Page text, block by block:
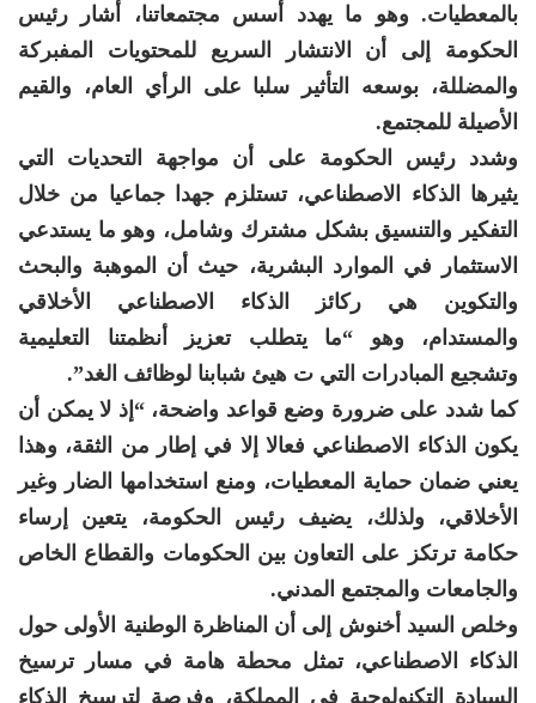
بالمعطيات. وهو ما يهدد أسس مجتمعاتنا، أشار رئيس
الحكومة إلى أن الانتشار السريع للمحتويات المفبركة
والمضللة، بوسعه التأثير سلبا على الرأي العام، والقيم
الأصيلة للمجتمع.
وشدد رئيس الحكومة على أن مواجهة التحديات التي
يثيرها الذكاء الاصطناعي، تستلزم جهدا جماعيا من خلال
التفكير والتنسيق بشكل مشترك وشامل، وهو ما يستدعي
الاستثمار في الموارد البشرية، حيث أن الموهبة والبحث
والتكوين هي ركائز الذكاء الاصطناعي الأخلاقي
والمستدام، وهو “ما يتطلب تعزيز أنظمتنا التعليمية
وتشجيع المبادرات التي ت هيئ شبابنا لوظائف الغد”.
كما شدد على ضرورة وضع قواعد واضحة، “إذ لا يمكن أن
يكون الذكاء الاصطناعي فعالا إلا في إطار من الثقة، وهذا
يعني ضمان حماية المعطيات، ومنع استخدامها الضار وغير
الأخلاقي، ولذلك، يضيف رئيس الحكومة، يتعين إرساء
حكامة ترتكز على التعاون بين الحكومات والقطاع الخاص
والجامعات والمجتمع المدني.
وخلص السيد أخنوش إلى أن المناظرة الوطنية الأولى حول
الذكاء الاصطناعي، تمثل محطة هامة في مسار ترسيخ
السيادة التكنولوجية في المملكة، وفرصة لترسيخ الذكاء